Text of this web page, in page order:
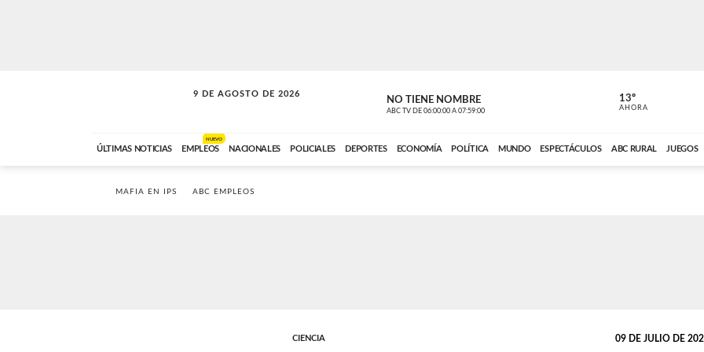
9 DE AGOSTO DE 2026
SOLO MÚSICA NO TIENE NOMBRE
ABC TV DE 06:00:00 A 07:59:00 ABC CARDINAL
13º
AHORA
ÚLTIMAS NOTICIAS EMPLEOS
NUEVO
NACIONALES POLICIALES DEPORTES ECONOMÍA POLÍTICA MUNDO ESPECTÁCULOS ABC RURAL JUEGOS
MAFIA EN IPS ABC EMPLEOS
CIENCIA 09 DE JULIO DE